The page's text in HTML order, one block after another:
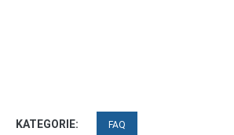
KATEGORIE: FAQ